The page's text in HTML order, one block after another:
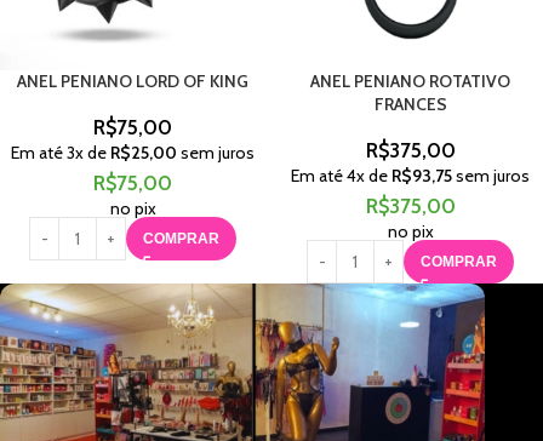
ANEL PENIANO LORD OF KING
R$75,00
Em até3x de R$25,00 sem juros
R$75,00
no pix
COMPRAR
ANEL PENIANO ROTATIVO
FRANCES
R$375,00
Em até4x de R$93,75sem juros
R$375,00
no pix
COMPRAR